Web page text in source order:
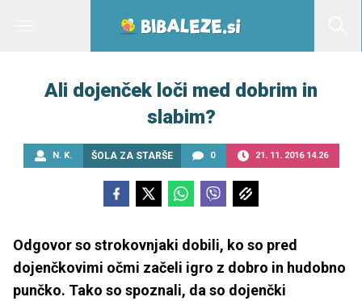
Ali dojenček loči med dobrim in
slabim?
N. K. ŠOLA ZA STARŠE 0 21. 11. 2016 14.26
Odgovor so strokovnjaki dobili, ko so pred
dojenčkovimi očmi začeli igro z dobro in hudobno
punčko. Tako so spoznali, da so dojenčki